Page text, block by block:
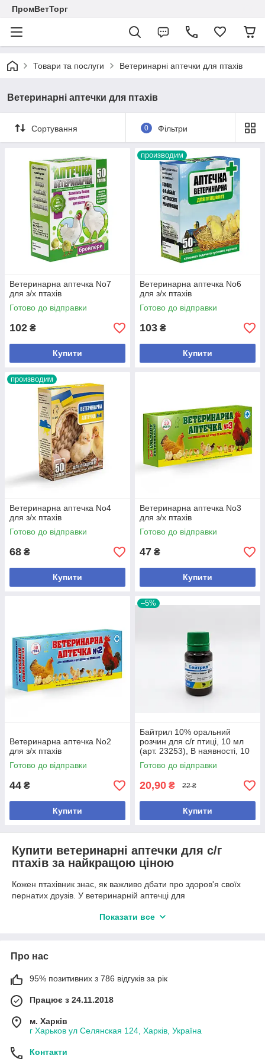
ПромВетТорг
Товари та послуги Ветеринарні аптечки для птахів
Ветеринарні аптечки для птахів
Сортування 0 Фільтри
Ветеринарна аптечка No7
для з/х птахів
Готово до відправки
102 ₴
Купити
производим
Ветеринарна аптечка No6
для з/х птахів
Готово до відправки
103 ₴
Купити
производим
Ветеринарна аптечка No4
для з/х птахів
Готово до відправки
68 ₴
Купити
Ветеринарна аптечка No3
для з/х птахів
Готово до відправки
47 ₴
Купити
Ветеринарна аптечка No2
для з/х птахів
Готово до відправки
44 ₴
Купити
–5%
Байтрил 10% оральний
розчин для с/г птиці, 10 мл
(арт. 23253), В наявності, 10
мл
Готово до відправки
20,90 ₴ 22 ₴
Купити
Купити ветеринарні аптечки для с/г
птахів за найкращою ціною
Кожен птахівник знає, як важливо дбати про здоров'я своїх
пернатих друзів. У ветеринарній аптечці для
препарати та інструменти для надання першої допомоги. В
забезпечуючи цим здоров'я та благополуччя вашого
поголів'я.
Наші аптечки містять тільки якісні та перевірені товари, які
захворюваннями та травмами ваших птахів. До складу
препарати для зміцнення імунної системи та вітаміни,
необхідні для підтримки здоров'я. Також в аптечках є
інструменти для огляду та надання першої допомоги, такі як
пінцети, шприци та бинти.
Показати все
Про нас
95% позитивних з 786 відгуків за рік
Працює з 24.11.2018
м. Харків
г Харьков ул Селянская 124, Харків, Україна
Контакти